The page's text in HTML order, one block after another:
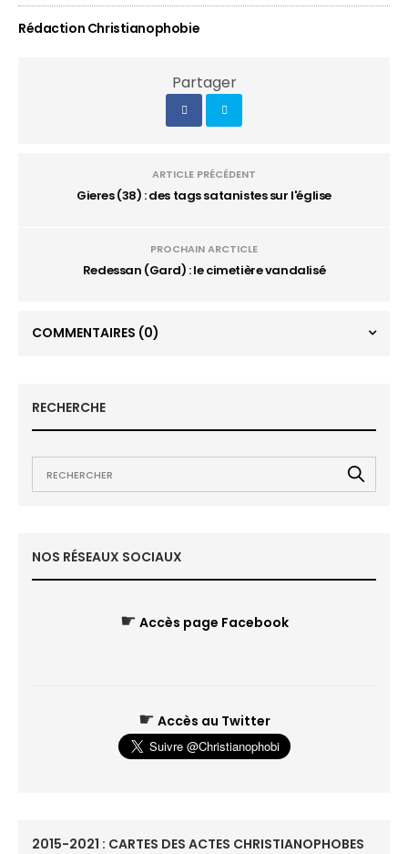
Rédaction Christianophobie
Partager
ARTICLE PRÉCÉDENT
Gieres (38) : des tags satanistes sur l'église
PROCHAIN ARCTICLE
Redessan (Gard) : le cimetière vandalisé
COMMENTAIRES (0)
RECHERCHE
NOS RÉSEAUX SOCIAUX
☛ Accès page Facebook
☛ Accès au Twitter
2015-2021 : CARTES DES ACTES CHRISTIANOPHOBES